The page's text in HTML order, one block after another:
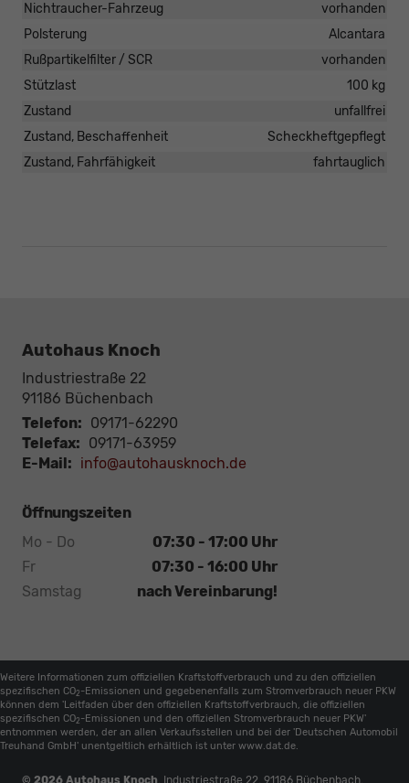
Nichtraucher-Fahrzeug
vorhanden
Polsterung
Alcantara
Rußpartikelfilter / SCR
vorhanden
Stützlast
100 kg
Zustand
unfallfrei
Zustand, Beschaffenheit
Scheckheftgepflegt
Zustand, Fahrfähigkeit
fahrtauglich
Autohaus Knoch
Industriestraße 22
91186 Büchenbach
Telefon: 09171-62290
Telefax: 09171-63959
E-Mail: info@autohausknoch.de
Öffnungszeiten
Mo - Do
07:30 - 17:00 Uhr
Fr
07:30 - 16:00 Uhr
Samstag
nach Vereinbarung!
Weitere Informationen zum offiziellen Kraftstoffverbrauch und zu den offiziellen
spezifischen CO2 -Emissionen und gegebenenfalls zum Stromverbrauch neuer PKW
können dem 'Leitfaden über den offiziellen Kraftstoffverbrauch, die offiziellen
spezifischen CO2 -Emissionen und den offiziellen Stromverbrauch neuer PKW'
entnommen werden, der an allen Verkaufsstellen und bei der 'Deutschen Automobil
Treuhand GmbH' unentgeltlich erhältlich ist unter www.dat.de.